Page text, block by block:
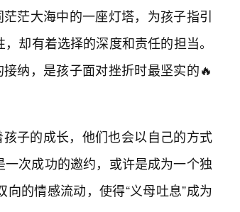
茫大海中的一座灯塔，为孩子指引
却有着选择的深度和责任的担当。
纳，是孩子面对挫折时最坚实的🔥
子的成长，他们也会以自己的方式
次成功的邀约，或许是成为一个独
的情感流动，使得“义母吐息”成为